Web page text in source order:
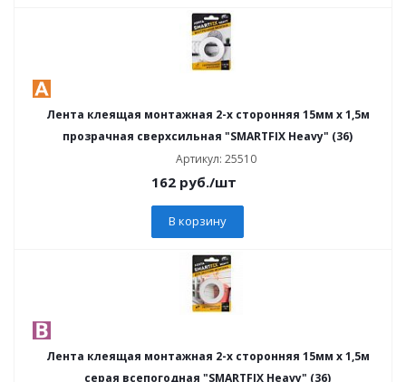
Лента клеящая монтажная 2-х сторонняя 15мм х 1,5м
прозрачная сверхсильная "SMARTFIX Heavy" (36)
Артикул: 25510
162 руб./шт
В корзину
Лента клеящая монтажная 2-х сторонняя 15мм х 1,5м
серая всепогодная "SMARTFIX Heavy" (36)